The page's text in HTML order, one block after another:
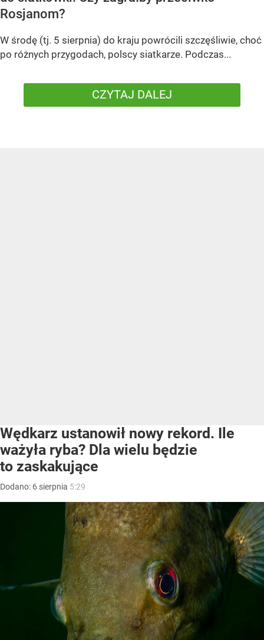
Rosjanom?
W środę (tj. 5 sierpnia) do kraju powrócili szczęśliwie, choć
po różnych przygodach, polscy siatkarze. Podczas...
CZYTAJ DALEJ
Wędkarz ustanowił nowy rekord. Ile
ważyła ryba? Dla wielu będzie
to zaskakujące
Dodano: 6 sierpnia 5:29